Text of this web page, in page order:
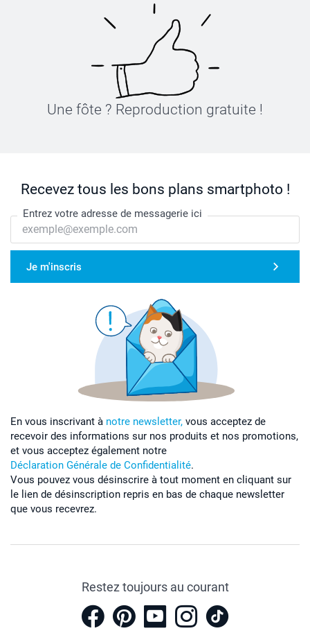
Une fôte ? Reproduction gratuite !
Recevez tous les bons plans smartphoto !
Entrez votre adresse de messagerie ici
Je m'inscris
En vous inscrivant à notre newsletter, vous acceptez de
recevoir des informations sur nos produits et nos promotions,
et vous acceptez également notre
Déclaration Générale de Confidentialité.
Vous pouvez vous désinscrire à tout moment en cliquant sur
le lien de désinscription repris en bas de chaque newsletter
que vous recevrez.
Restez toujours au courant